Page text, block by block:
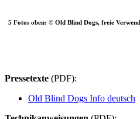
5 Fotos oben: © Old Blind Dogs, freie
Pressetexte (PDF):
Old Blind Dogs Info deutsch